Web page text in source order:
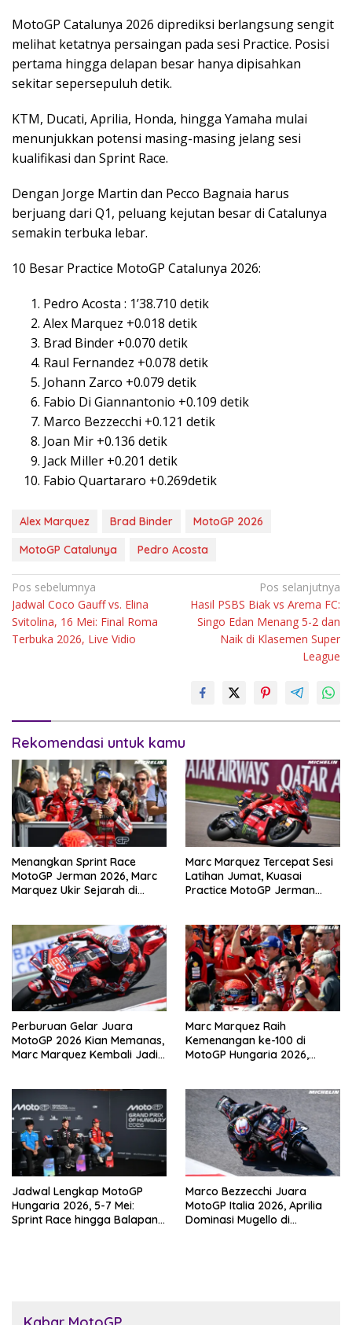
MotoGP Catalunya 2026 diprediksi berlangsung sengit
melihat ketatnya persaingan pada sesi Practice. Posisi
pertama hingga delapan besar hanya dipisahkan
sekitar sepersepuluh detik.
KTM, Ducati, Aprilia, Honda, hingga Yamaha mulai
menunjukkan potensi masing-masing jelang sesi
kualifikasi dan Sprint Race.
Dengan Jorge Martin dan Pecco Bagnaia harus
berjuang dari Q1, peluang kejutan besar di Catalunya
semakin terbuka lebar.
10 Besar Practice MotoGP Catalunya 2026:
Pedro Acosta : 1’38.710 detik
Alex Marquez +0.018 detik
Brad Binder +0.070 detik
Raul Fernandez +0.078 detik
Johann Zarco +0.079 detik
Fabio Di Giannantonio +0.109 detik
Marco Bezzecchi +0.121 detik
Joan Mir +0.136 detik
Jack Miller +0.201 detik
Fabio Quartararo +0.269detik
Alex Marquez Brad Binder
MotoGP 2026
MotoGP Catalunya
Pedro Acosta
Navigasi
pos
Pos sebelumnya
Jadwal Coco Gauff vs. Elina
Svitolina, 16 Mei: Final Roma
Terbuka 2026, Live Vidio
Pos selanjutnya
Hasil PSBS Biak vs Arema FC:
Singo Edan Menang 5-2 dan
Naik di Klasemen Super
League
Rekomendasi untuk kamu
Menangkan Sprint Race
MotoGP Jerman 2026, Marc
Marquez Ukir Sejarah di
Marc Marquez Tercepat Sesi
Latihan Jumat, Kuasai
Practice MotoGP Jerman
Perburuan Gelar Juara
MotoGP 2026 Kian Memanas,
Marc Marquez Kembali Jadi
Marc Marquez Raih
Kemenangan ke-100 di
MotoGP Hungaria 2026,
Jadwal Lengkap MotoGP
Hungaria 2026, 5-7 Mei:
Sprint Race hingga Balapan
Marco Bezzecchi Juara
MotoGP Italia 2026, Aprilia
Dominasi Mugello di